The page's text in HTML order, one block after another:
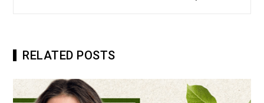
RELATED POSTS